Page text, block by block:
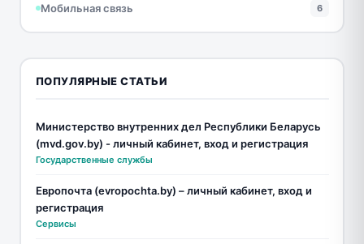
Мобильная связь 6
ПОПУЛЯРНЫЕ СТАТЬИ
Министерство внутренних дел Республики Беларусь
(mvd.gov.by) - личный кабинет, вход и регистрация
Государственные службы
Европочта (evropochta.by) – личный кабинет, вход и
регистрация
Сервисы